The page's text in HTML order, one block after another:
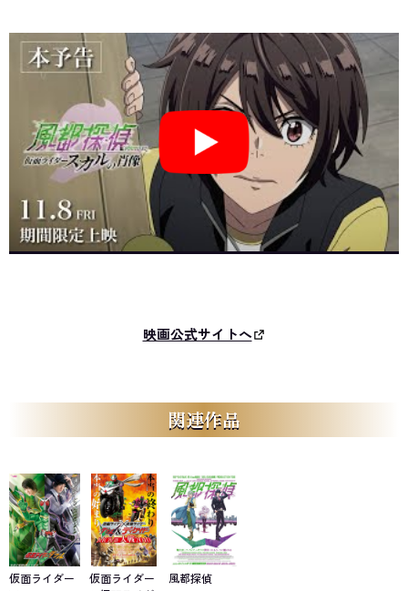
映画公式サイトへ
関連作品
仮面ライダー
仮面ライダー
風都探偵